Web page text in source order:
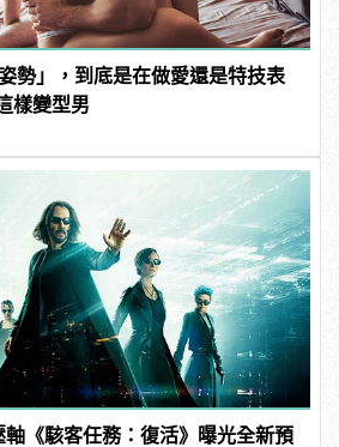
勢」，到底是在做愛還是特技表
樣變型男
《駭客任務：復活》曝光全新預